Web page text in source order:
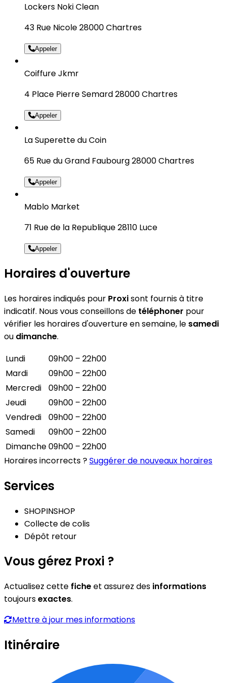
Lockers Noki Clean
43 Rue Nicole 28000 Chartres
Appeler
Coiffure Jkmr
4 Place Pierre Semard 28000 Chartres
Appeler
La Superette du Coin
65 Rue du Grand Faubourg 28000 Chartres
Appeler
Mablo Market
71 Rue de la Republique 28110 Luce
Appeler
Horaires d'ouverture
Les horaires indiqués pour Proxisont fournis à titre
indicatif. Nous vous conseillons de téléphoner pour
vérifier les horaires d'ouverture en semaine, le samedi
ou dimanche.
Lundi
09h00 – 22h00
Mardi
09h00 – 22h00
Mercredi
09h00 – 22h00
Jeudi
09h00 – 22h00
Vendredi
09h00 – 22h00
Samedi
09h00 – 22h00
Dimanche09h00 – 22h00
Horaires incorrects ?Suggérer de nouveaux horaires
Services
SHOPINSHOP
Collecte de colis
Dépôt retour
Vous gérez Proxi ?
Actualisez cette ficheet assurez des informations
toujoursexactes.
Mettre à jour mes informations
Itinéraire